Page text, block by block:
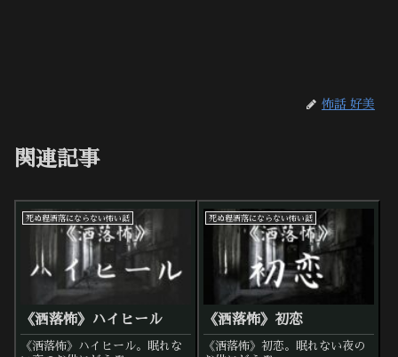
怖話 好美
関連記事
死ぬ程洒落にならない怖い話
《洒落怖》ハイヒール
《洒落怖》ハイヒール。眠れな
死ぬ程洒落にならない怖い話
《洒落怖》初恋
《洒落怖》初恋。眠れない夜の